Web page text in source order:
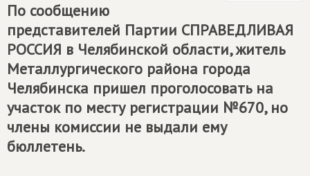
По сообщению
представителей Партии СПРАВЕДЛИВАЯ
РОССИЯ в Челябинской области, житель
Металлургического района города
Челябинска пришел проголосовать на
участок по месту регистрации №670, но
члены комиссии не выдали ему
бюллетень.